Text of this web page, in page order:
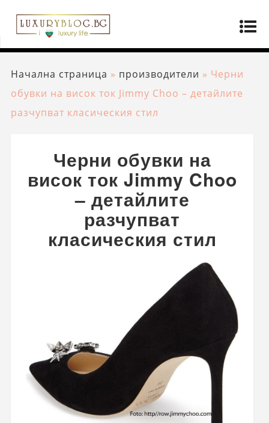
Начална страница » производители » Черни
обувки на висок ток Jimmy Choo – детайлите
разчупват класическия стил
Черни обувки на
висок ток Jimmy Choo
– детайлите
разчупват
класическия стил